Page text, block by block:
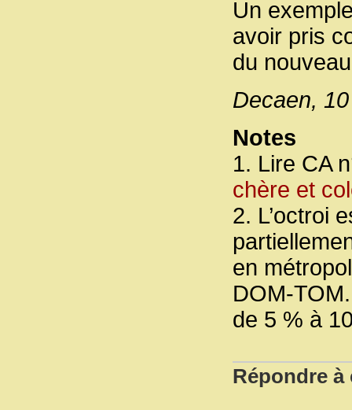
Un
avoir pris
du
Decaen,
Notes
1. Lire CA
chère et
2. L’octroi
en
DOM-
de 5 % à
Répondre à